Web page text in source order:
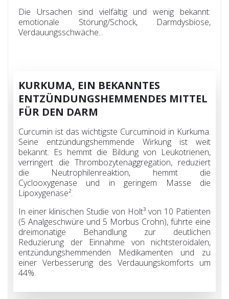
Die Ursachen sind vielfältig und wenig bekannt:
emotionale Störung/Schock, Darmdysbiose,
Verdauungsschwäche...
KURKUMA, EIN BEKANNTES
ENTZÜNDUNGSHEMMENDES MITTEL
FÜR DEN DARM
Curcumin ist das wichtigste Curcuminoid in Kurkuma.
Seine entzündungshemmende Wirkung ist weit
bekannt. Es hemmt die Bildung von Leukotrienen,
verringert die Thrombozytenaggregation, reduziert
die Neutrophilenreaktion, hemmt die
Cyclooxygenase und in geringem Masse die
Lipoxygenase².
In einer klinischen Studie von Holt³ von 10 Patienten
(5 Analgeschwüre und 5 Morbus Crohn), führte eine
dreimonatige Behandlung zur deutlichen
Reduzierung der Einnahme von nichtsteroidalen,
entzündungshemmenden Medikamenten und zu
einer Verbesserung des Verdauungskomforts um
44%.